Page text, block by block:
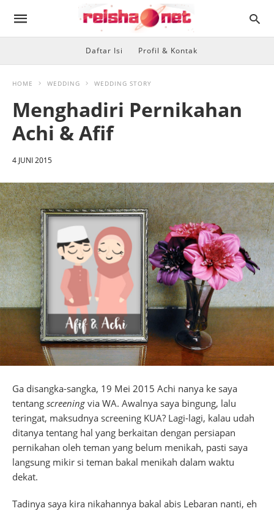
Daftar Isi Profil & Kontak
HOME WEDDING WEDDING STORY
Menghadiri Pernikahan
Achi & Afif
4 JUNI 2015
Ga disangka-sangka, 19 Mei 2015 Achi nanya ke saya
tentang screening via WA. Awalnya saya bingung, lalu
teringat, maksudnya screening KUA? Lagi-lagi, kalau udah
ditanya tentang hal yang berkaitan dengan persiapan
pernikahan oleh teman yang belum menikah, pasti saya
langsung mikir si teman bakal menikah dalam waktu
dekat.
Tadinya saya kira nikahannya bakal abis Lebaran nanti, eh